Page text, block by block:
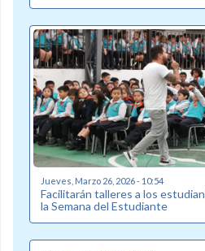
Jueves, Marzo 26, 2026 - 10:54
Facilitarán talleres a los
la Semana del Estudiante